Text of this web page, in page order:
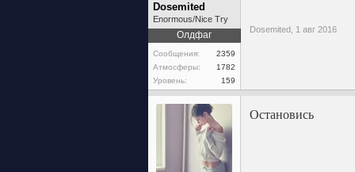
Dosemited
Enormous/Nice Try
Олдфаг
Сообщения:
2359
Атмосферы:
1782
Уровень:
159
Dosemited, 1 авг 2016
Остановись